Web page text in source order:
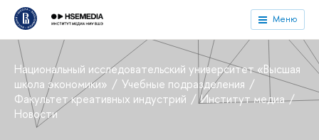
Меню
Национальный исследовательский университет «Высшая
школа экономики»
Учебные подразделения
Факультет креативных индустрий
Институт медиа
Новости